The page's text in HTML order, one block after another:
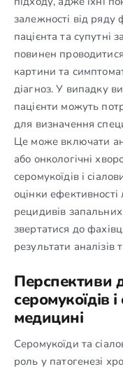
залежності від ряду
пацієнта та супутні
повинен
картини та
діагноз. У випадку
пацієнти можуть
для визначення
Це може включати
або онкологічні
серомукоїдів і
оцінки
рецидивів
звертатися до
результати аналізів
Перспективи
серомукоїдів
медицині
Серомукоїди та
роль у патогенезі